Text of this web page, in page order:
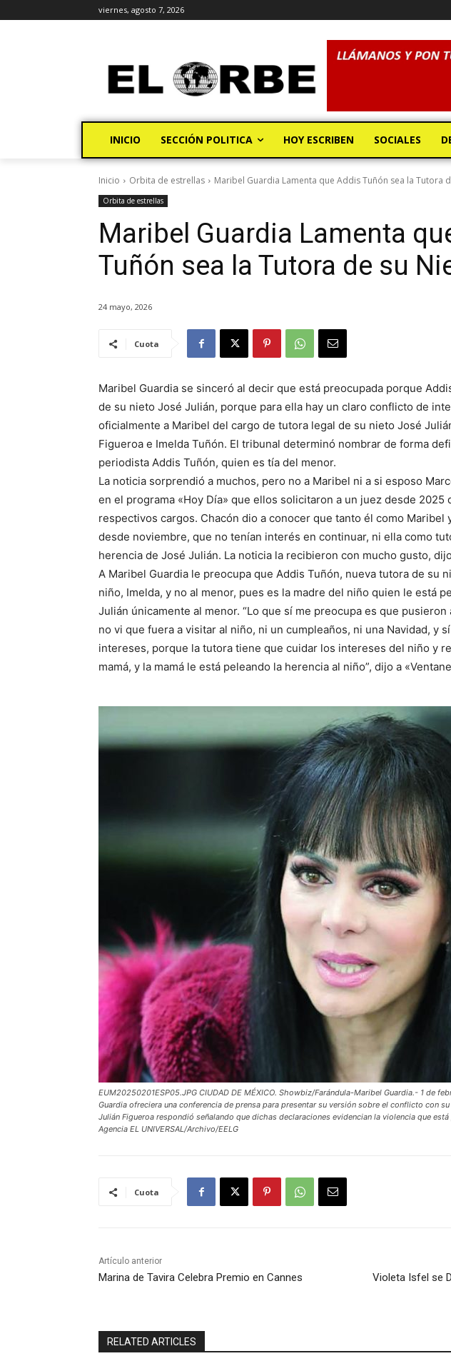
viernes, agosto 7, 2026
INICIO SECCIÓN POLITICA HOY ESCRIBEN SOCIALES
Inicio Orbita de estrellas Maribel Guardia Lamenta que Addis Tuñón sea la Tutora
Orbita de estrellas
Maribel Guardia Lamenta
Tuñón sea la Tutora de su
24 mayo, 2026
Cuota
Maribel Guardia se sinceró al decir que está preocupada porque
de su nieto José Julián, porque para ella hay un claro conflicto de
oficialmente a Maribel del cargo de tutora legal de su nieto José
Figueroa e Imelda Tuñón. El tribunal determinó nombrar de forma
periodista Addis Tuñón, quien es tía del menor.
La noticia sorprendió a muchos, pero no a Maribel ni a si esposo
en el programa «Hoy Día» que ellos solicitaron a un juez desde 2025
respectivos cargos. Chacón dio a conocer que tanto él como Maribel
desde noviembre, que no tenían interés en continuar, ni ella como
herencia de José Julián. La noticia la recibieron con mucho gusto,
A Maribel Guardia le preocupa que Addis Tuñón, nueva tutora de su
niño, Imelda, y no al menor, pues es la madre del niño quien le está
Julián únicamente al menor. “Lo que sí me preocupa es que
no vi que fuera a visitar al niño, ni un cumpleaños, ni una Navidad, y
intereses, porque la tutora tiene que cuidar los intereses del niño y
mamá, y la mamá le está peleando la herencia al niño”, dijo a
EUM20250201ESP05.JPG CIUDAD DE MÉXICO. Showbiz/Farándula-Maribel Guardia.- 1 de
Guardia ofreciera una conferencia de prensa para presentar su versión sobre el conflicto con
Julián Figueroa respondió señalando que dichas declaraciones evidencian la violencia que
Agencia EL UNIVERSAL/Archivo/EELG
Cuota
Artículo anterior
Marina de Tavira Celebra Premio en Cannes
Violeta Isfel se
RELATED ARTICLES